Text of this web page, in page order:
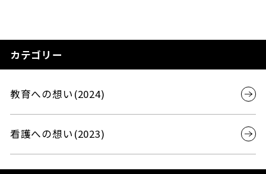
カテゴリー
教育への想い(2024)
看護への想い(2023)